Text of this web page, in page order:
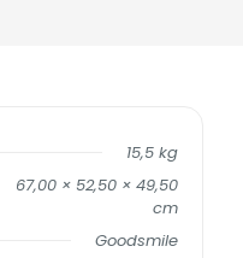
15,5 kg
67,00 × 52,50 × 49,50
cm
Goodsmile